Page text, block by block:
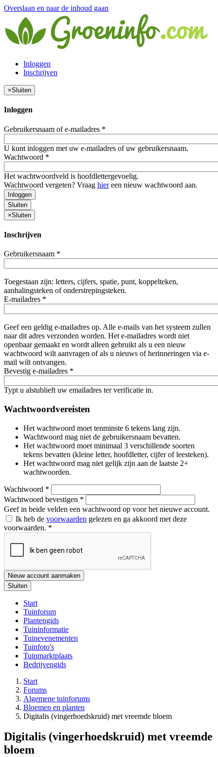
Overslaan en naar de inhoud gaan
Inloggen
Inschrijven
×Sluiten
Inloggen
Gebruikersnaam of e-mailadres *
U kunt inloggen met uw e-mailadres of uw gebruikersnaam.
Wachtwoord *
Het wachtwoordveld is hoofdlettergevoelig.
Wachtwoord vergeten? Vraag hiereen nieuw wachtwoord aan.
Inloggen
Sluiten
×Sluiten
Inschrijven
Gebruikersnaam *
Toegestaan zijn: letters, cijfers, spatie, punt, koppelteken,
aanhalingsteken of onderstrepingsteken.
E-mailadres *
Geef een geldig e-mailadres op. Alle e-mails van het systeem zullen
naar dit adres verzonden worden. Het e-mailadres wordt niet
openbaar gemaakt en wordt alleen gebruikt als u een nieuw
wachtwoord wilt aanvragen of als u nieuws of herinneringen via e-
mail wilt ontvangen.
Bevestig e-mailadres *
Typt u alstublieft uw emailadres ter verificatie in.
Wachtwoordvereisten
Het wachtwoord moet tenminste 6 tekens lang zijn.
Wachtwoord mag niet de gebruikersnaam bevatten.
Het wachtwoord moet minimaal 3 verschillende soorten
tekens bevatten (kleine letter, hoofdletter, cijfer of leesteken).
Het wachtwoord mag niet gelijk zijn aan de laatste 2+
wachtwoorden.
Wachtwoord *
Wachtwoord bevestigen *
Geef in beide velden een wachtwoord op voor het nieuwe account.
Ik heb de voorwaarden gelezen en ga akkoord met deze
voorwaarden. *
Nieuw account aanmaken
Sluiten
Start
Tuinforum
Plantengids
Tuininformatie
Tuinevenementen
Tuinfoto's
Tuinmarktplaats
Bedrijvengids
Start
Forums
Algemene tuinforums
Bloemen en planten
Digitalis (vingerhoedskruid) met vreemde bloem
Digitalis (vingerhoedskruid) met vreemde
bloem